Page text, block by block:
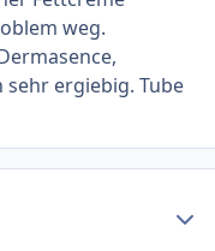
weg.
ergiebig. Tube